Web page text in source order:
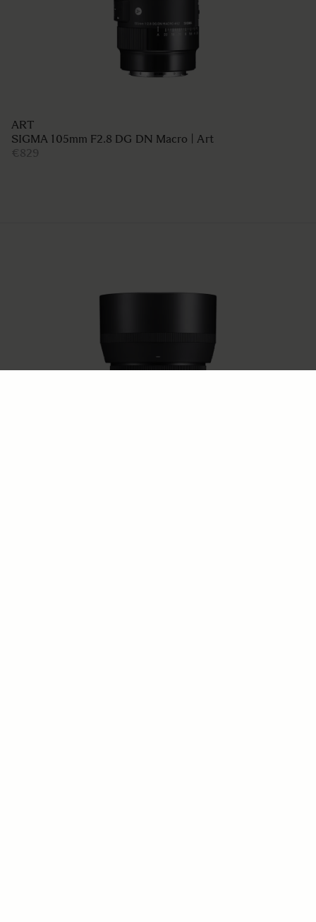
ART
SIGMA 105mm F2.8 DG DN Macro | Art
€829